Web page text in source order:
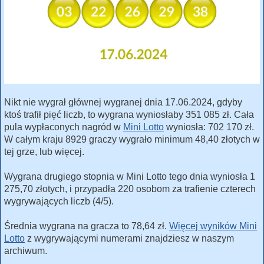
Nikt nie wygrał głównej wygranej dnia 17.06.2024, gdyby
ktoś trafił pięć liczb, to wygrana wyniosłaby 351 085 zł. Cała
pula wypłaconych nagród w Mini Lotto wyniosła: 702 170 zł.
W całym kraju 8929 graczy wygrało minimum 48,40 złotych w
tej grze, lub więcej.
Wygrana drugiego stopnia w Mini Lotto tego dnia wyniosła 1
275,70 złotych, i przypadła 220 osobom za trafienie czterech
wygrywających liczb (4/5).
Średnia wygrana na gracza to 78,64 zł. Więcej wyników Mini
Lotto z wygrywającymi numerami znajdziesz w naszym
archiwum.